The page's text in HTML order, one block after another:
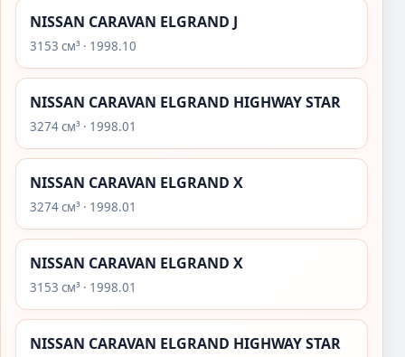
NISSAN CARAVAN ELGRAND J
3153 см³ · 1998.10
NISSAN CARAVAN ELGRAND HIGHWAY STAR
3274 см³ · 1998.01
NISSAN CARAVAN ELGRAND X
3274 см³ · 1998.01
NISSAN CARAVAN ELGRAND X
3153 см³ · 1998.01
NISSAN CARAVAN ELGRAND HIGHWAY STAR